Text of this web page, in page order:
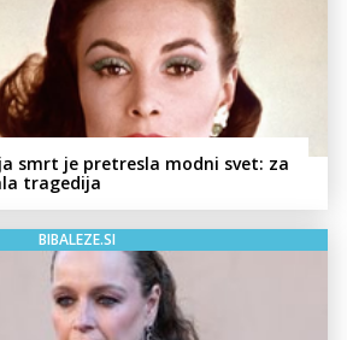
smrt je pretresla modni svet: za
tragedija
BIBALEZE.SI